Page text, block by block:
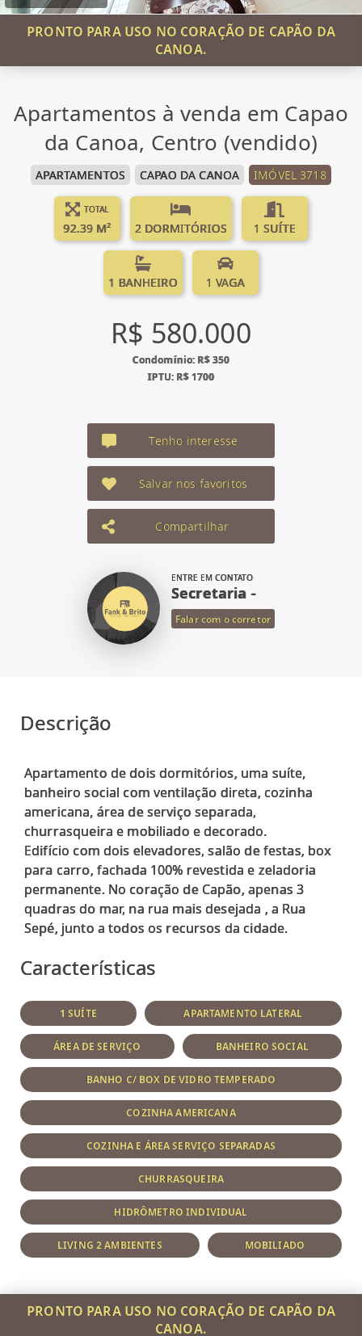
PRONTO PARA USO NO CORAÇÃO DE CAPÃO DA
CANOA.
Apartamentos à venda em Capao
da Canoa, Centro (vendido)
APARTAMENTOS CAPAO DA CANOA IMÓVEL 3718
TOTAL
92.39 M² 2 DORMITÓRIOS 1 SUÍTE
1 BANHEIRO 1 VAGA
R$ 580.000
Condomínio: R$ 350
IPTU: R$ 1700
Tenho interesse
Salvar nos favoritos
Compartilhar
ENTRE EM CONTATO
Secretaria -
Falar com o corretor
Descrição
Apartamento de dois dormitórios, uma suíte,
banheiro social com ventilação direta, cozinha
americana, área de serviço separada,
churrasqueira e mobiliado e decorado.
Edifício com dois elevadores, salão de festas, box
para carro, fachada 100% revestida e zeladoria
permanente. No coração de Capão, apenas 3
quadras do mar, na rua mais desejada , a Rua
Características
1 SUÍTE APARTAMENTO LATERAL
ÁREA DE SERVIÇO BANHEIRO SOCIAL
BANHO C/ BOX DE VIDRO TEMPERADO
COZINHA AMERICANA
COZINHA E ÁREA SERVIÇO SEPARADAS
CHURRASQUEIRA
HIDRÔMETRO INDIVIDUAL
LIVING 2 AMBIENTES MOBILIADO
PRONTO PARA USO NO CORAÇÃO DE CAPÃO DA
CANOA.